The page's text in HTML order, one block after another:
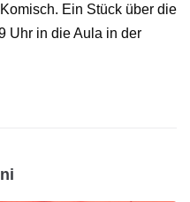
Ein Stück über die
Uhr in die Aula in der